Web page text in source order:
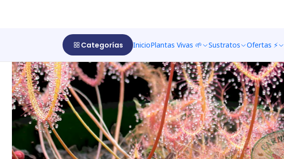
Categorías InicioPlantas Vivas 🌱 Sustratos Ofertas ⚡